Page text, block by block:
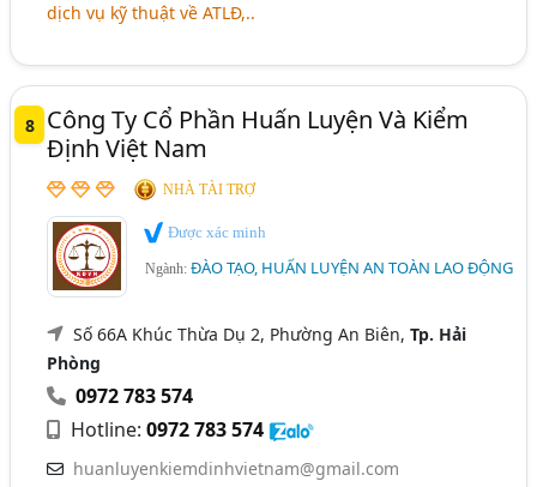
dịch vụ kỹ thuật về ATLĐ,..
8
Công Ty Cổ Phần Huấn Luyện Và Kiểm
Định Việt Nam
NHÀ TÀI TRỢ
Được xác minh
Ngành:ĐÀO TẠO, HUẤN LUYỆN AN TOÀN LAO ĐỘNG
Số 66A Khúc Thừa Dụ 2, Phường An Biên,Tp. Hải
Phòng
0972 783 574
Hotline:0972 783 574
huanluyenkiemdinhvietnam@gmail.com